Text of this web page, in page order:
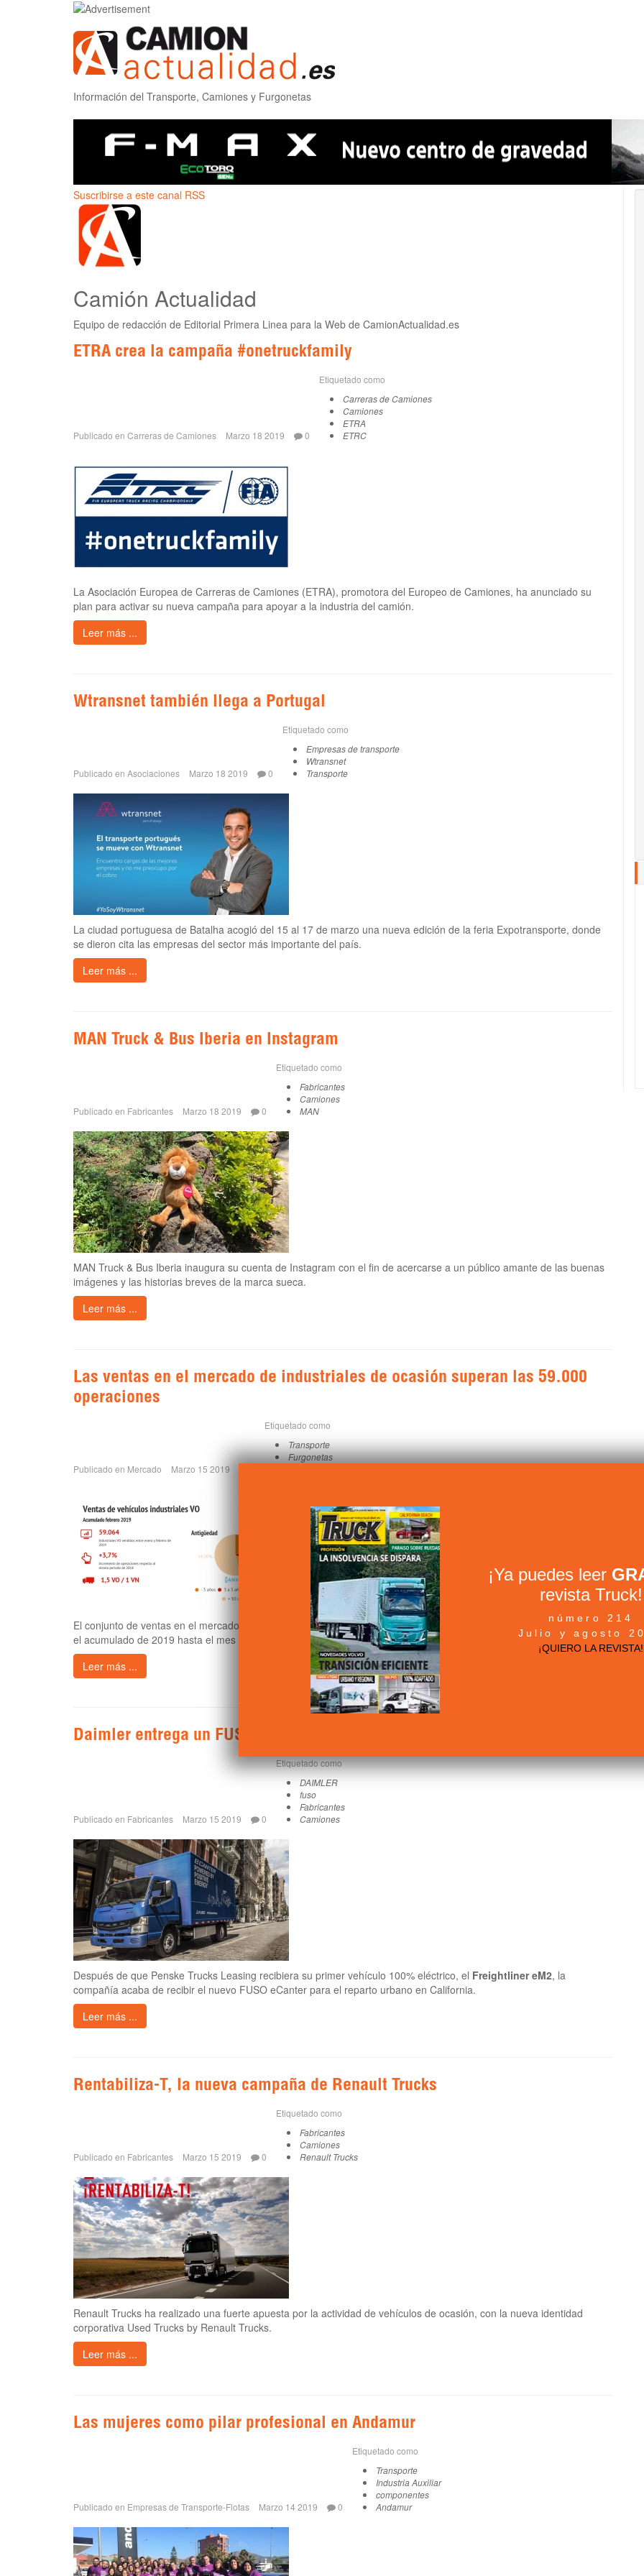
Información del Transporte, Camiones y Furgonetas
Suscribirse a este canal RSS
Camión Actualidad
Equipo de redacción de Editorial Primera Linea para la Web de CamionActualidad.es
ETRA crea la campaña #onetruckfamily
Publicado en Carreras de Camiones Marzo 18 2019 0
Etiquetado como
Carreras de Camiones
Camiones
ETRA
ETRC
La Asociación Europea de Carreras de Camiones (ETRA), promotora del Europeo de Camiones, ha anunciado su
plan para activar su nueva campaña para apoyar a la industria del camión.
Leer más ...
Wtransnet también llega a Portugal
Publicado en Asociaciones Marzo 18 2019 0
Etiquetado como
Empresas de transporte
Wtransnet
Transporte
La ciudad portuguesa de Batalha acogió del 15 al 17 de marzo una nueva edición de la feria Expotransporte, donde
se dieron cita las empresas del sector más importante del país.
Leer más ...
MAN Truck & Bus Iberia en Instagram
Publicado en Fabricantes Marzo 18 2019 0
Etiquetado como
Fabricantes
Camiones
MAN
MAN Truck & Bus Iberia inaugura su cuenta de Instagram con el fin de acercarse a un público amante de las buenas
imágenes y las historias breves de la marca sueca.
Leer más ...
Las ventas en el mercado de industriales de ocasión superan las 59.000
operaciones
Publicado en Mercado Marzo 15 2019
Etiquetado como
Transporte
Furgonetas
El conjunto de ventas en el mercado de vehículos de ocasión industriales ha presentado un crecimiento del 3,7% en
el acumulado de 2019 hasta el mes de febrero con respecto al mismo periodo del ejercicio anterior.
Leer más ...
Daimler entrega un FUSO eCanter a Penske Truck Leasing
Publicado en Fabricantes Marzo 15 2019 0
Etiquetado como
DAIMLER
fuso
Fabricantes
Camiones
Después de que Penske Trucks Leasing recibiera su primer vehículo 100% eléctrico, el Freightliner eM2, la
compañía acaba de recibir el nuevo FUSO eCanter para el reparto urbano en California.
Leer más ...
Rentabiliza-T, la nueva campaña de Renault Trucks
Publicado en Fabricantes Marzo 15 2019 0
Etiquetado como
Fabricantes
Camiones
Renault Trucks
Renault Trucks ha realizado una fuerte apuesta por la actividad de vehículos de ocasión, con la nueva identidad
corporativa Used Trucks by Renault Trucks.
Leer más ...
Las mujeres como pilar profesional en Andamur
Publicado en Empresas de Transporte-Flotas Marzo 14 2019 0
Etiquetado como
Transporte
Industria Auxiliar
componentes
Andamur
¡Ya puedes leer
revista Truck!
número 214
Julio y agosto
¡QUIERO LA REVISTA!